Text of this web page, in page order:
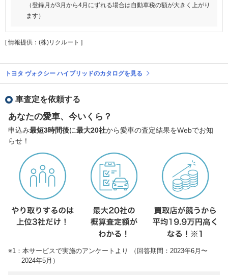
（登録月が3月から4月にずれる場合は自動車税の額が大きく上がり
ます）
[ 情報提供：(株)リクルート ]
トヨタ ヴォクシー ハイブリッドのカタログを見る
車査定を依頼する
あなたの愛車、今いくら？
申込み最短3時間後に最大20社から愛車の査定結果をWebでお知
らせ！
※1：本サービスで実施のアンケートより （回答期間：2023年6月〜
2024年5月）